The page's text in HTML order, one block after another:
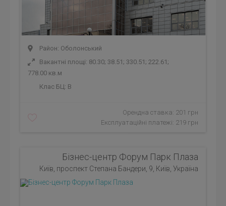
Район: Оболонський
Вакантні площі: 80.30; 38.51; 330.51; 222.61;
778.00 кв.м
Клас БЦ: B
Орендна ставка: 201 грн
Експлуатаційні платежі: 219 грн
Бізнес-центр Форум Парк Плаза
Київ, проспект Степана Бандери, 9, Київ, Україна